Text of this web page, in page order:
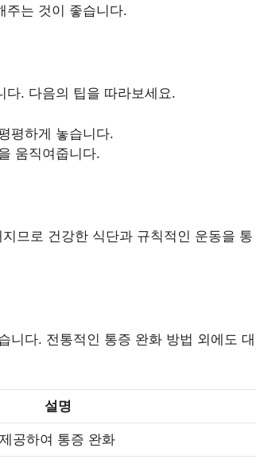
주는 것이 좋습니다.
다. 다음의 팁을 따라보세요.
평하게 놓습니다.
움직여줍니다.
므로 건강한 식단과 규칙적인 운동을 통
니다. 전통적인 통증 완화 방법 외에도 대
설명
공하여 통증 완화